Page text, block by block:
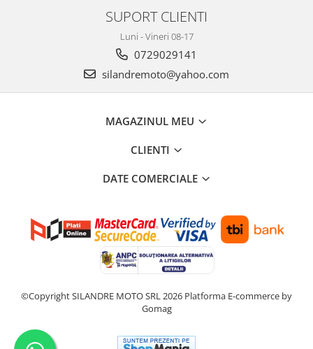
SUPORT CLIENTI
Luni - Vineri 08-17
0729029141
silandremoto@yahoo.com
MAGAZINUL MEU
CLIENTI
DATE COMERCIALE
©Copyright SILANDRE MOTO SRL 2026 Platforma E-commerce by
Gomag